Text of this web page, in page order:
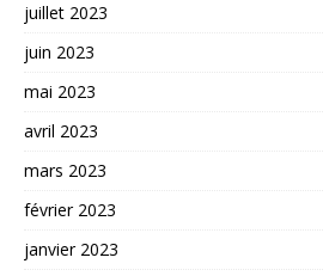
juillet 2023
juin 2023
mai 2023
avril 2023
mars 2023
février 2023
janvier 2023